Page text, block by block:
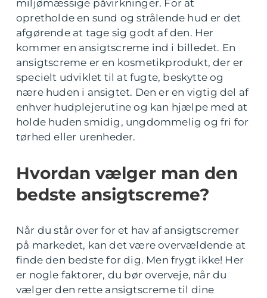
miljømæssige påvirkninger. For at
opretholde en sund og strålende hud er det
afgørende at tage sig godt af den. Her
kommer en ansigtscreme ind i billedet. En
ansigtscreme er en kosmetikprodukt, der er
specielt udviklet til at fugte, beskytte og
nære huden i ansigtet. Den er en vigtig del af
enhver hudplejerutine og kan hjælpe med at
holde huden smidig, ungdommelig og fri for
tørhed eller urenheder.
Hvordan vælger man den
bedste ansigtscreme?
Når du står over for et hav af ansigtscremer
på markedet, kan det være overvældende at
finde den bedste for dig. Men frygt ikke! Her
er nogle faktorer, du bør overveje, når du
vælger den rette ansigtscreme til dine